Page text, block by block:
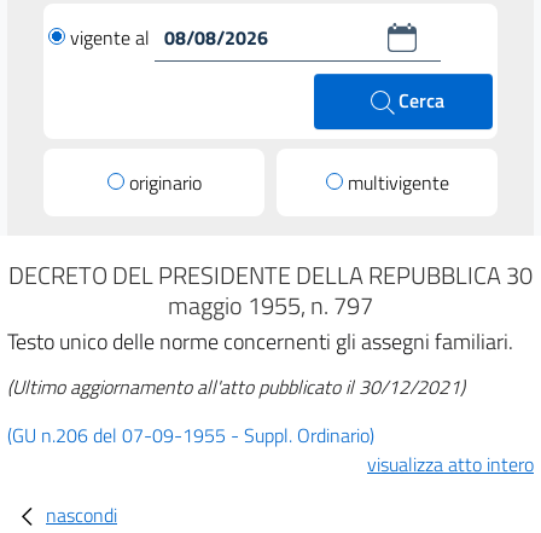
vigente al
Cerca
originario multivigente
DECRETO DEL PRESIDENTE DELLA REPUBBLICA 30
maggio 1955, n. 797
Testo unico delle norme concernenti gli assegni familiari.
(Ultimo aggiornamento all'atto pubblicato il 30/12/2021)
(GU n.206 del 07-09-1955 - Suppl. Ordinario)
visualizza atto intero
nascondi